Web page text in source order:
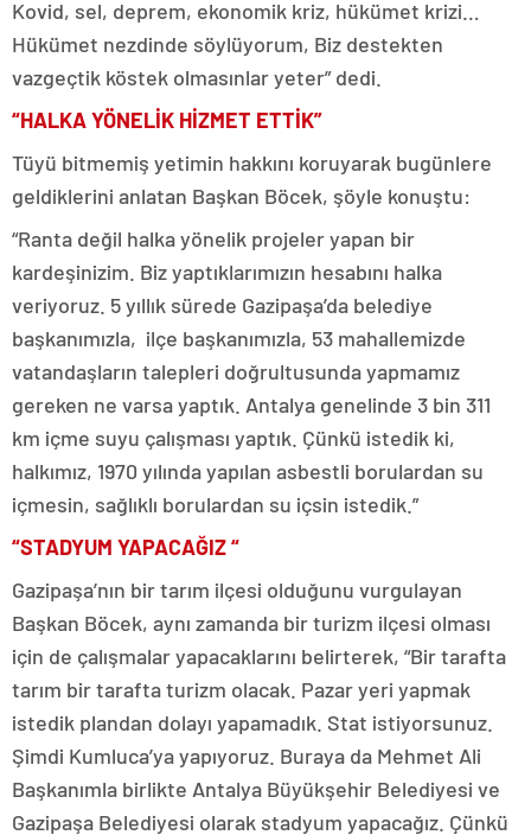
Kovid, sel, deprem, ekonomik kriz, hükümet krizi…
Hükümet nezdinde söylüyorum, Biz destekten
vazgeçtik köstek olmasınlar yeter” dedi.
“HALKA YÖNELİK HİZMET ETTİK”
Tüyü bitmemiş yetimin hakkını koruyarak bugünlere
geldiklerini anlatan Başkan Böcek, şöyle konuştu:
“Ranta değil halka yönelik projeler yapan bir
kardeşinizim. Biz yaptıklarımızın hesabını halka
veriyoruz. 5 yıllık sürede Gazipaşa’da belediye
başkanımızla, ilçe başkanımızla, 53 mahallemizde
vatandaşların talepleri doğrultusunda yapmamız
gereken ne varsa yaptık. Antalya genelinde 3 bin 311
km içme suyu çalışması yaptık. Çünkü istedik ki,
halkımız, 1970 yılında yapılan asbestli borulardan su
içmesin, sağlıklı borulardan su içsin istedik.”
“STADYUM YAPACAĞIZ “
Gazipaşa’nın bir tarım ilçesi olduğunu vurgulayan
Başkan Böcek, aynı zamanda bir turizm ilçesi olması
için de çalışmalar yapacaklarını belirterek, “Bir tarafta
tarım bir tarafta turizm olacak. Pazar yeri yapmak
istedik plandan dolayı yapamadık. Stat istiyorsunuz.
Şimdi Kumluca’ya yapıyoruz. Buraya da Mehmet Ali
Başkanımla birlikte Antalya Büyükşehir Belediyesi ve
Gazipaşa Belediyesi olarak stadyum yapacağız. Çünkü